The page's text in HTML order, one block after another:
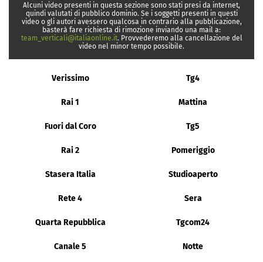
Alcuni video presenti in questa sezione sono stati presi da internet,
quindi valutati di pubblico dominio. Se i soggetti presenti in questi
video o gli autori avessero qualcosa in contrario alla pubblicazione,
basterà fare richiesta di rimozione inviando una mail a:
team_verticali@italiaonline.it. Provvederemo alla cancellazione del
video nel minor tempo possibile.
Verissimo Tg4
Rai 1 Mattina
Fuori dal Coro Tg5
Rai 2 Pomeriggio
Stasera Italia Studioaperto
Rete 4 Sera
Quarta Repubblica Tgcom24
Canale 5 Notte